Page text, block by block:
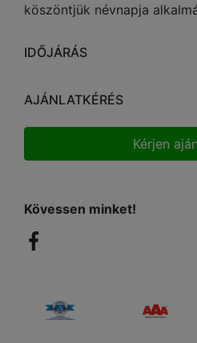
köszöntjük névnapja
IDŐJÁRÁS
AJÁNLATKÉRÉS
Kérjen
Kövessen minket!